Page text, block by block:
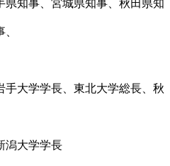
知事、宮城県知事、秋田県知
大学学長、東北大学総長、秋
学学長